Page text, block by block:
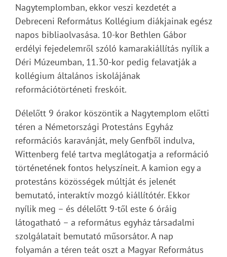
Nagytemplomban, ekkor veszi kezdetét a
Debreceni Református Kollégium diákjainak egész
napos bibliaolvasása. 10-kor Bethlen Gábor
erdélyi fejedelemről szóló kamarakiállítás nyílik a
Déri Múzeumban, 11.30-kor pedig felavatják a
kollégium általános iskolájának
reformációtörténeti freskóit.
Délelőtt 9 órakor köszöntik a Nagytemplom előtti
téren a Németországi Protestáns Egyház
reformációs karavánját, mely Genfből indulva,
Wittenberg felé tartva meglátogatja a reformáció
történetének fontos helyszíneit. A kamion egy a
protestáns közösségek múltját és jelenét
bemutató, interaktív mozgó kiállítótér. Ekkor
nyílik meg – és délelőtt 9-től este 6 óráig
látogatható – a református egyház társadalmi
szolgálatait bemutató műsorsátor. A nap
folyamán a téren teát oszt a Magyar Református